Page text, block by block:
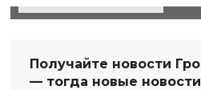
Получайте новости
— тогда новые